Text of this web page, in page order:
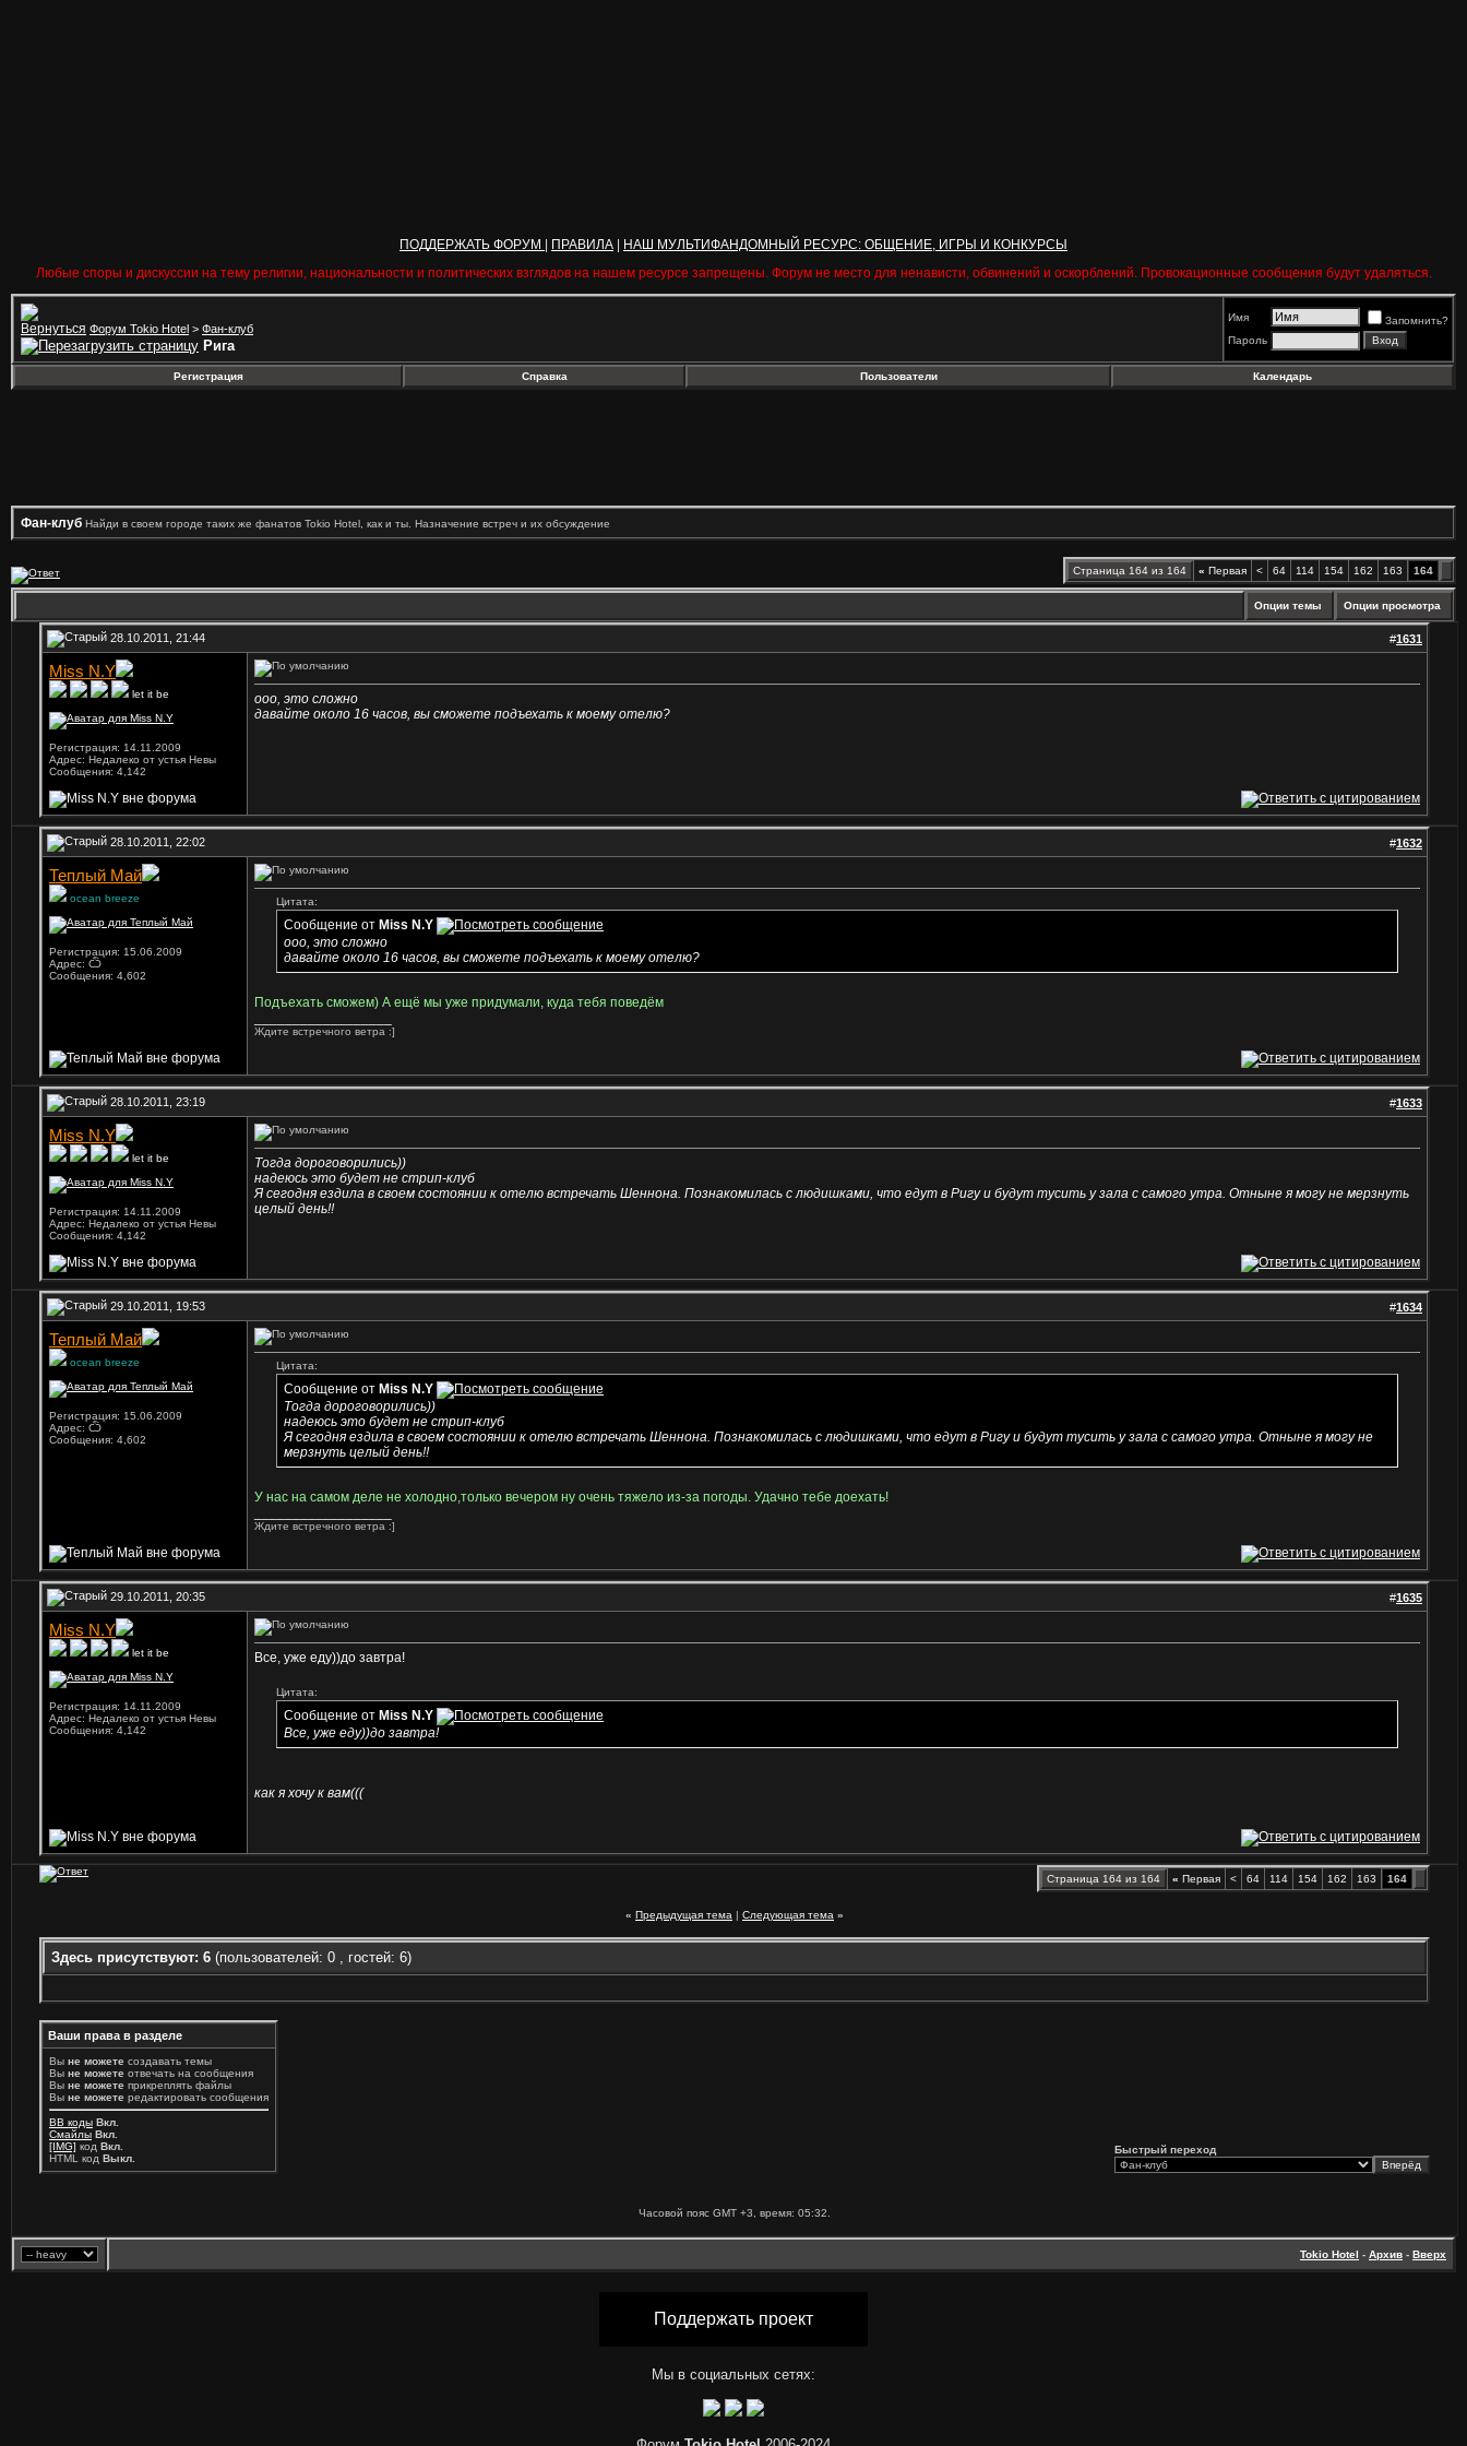
ПОДДЕРЖАТЬ ФОРУМ ПРАВИЛА
НАШ МУЛЬТИФАНДОМНЫЙ РЕСУРС: ОБЩЕНИЕ, ИГРЫ И КОНКУРСЫ
Любые споры и дискуссии на тему религии, национальности и политических взглядов на нашем ресурсе запрещены. Форум не место для ненависти, обвинений и оскорблений. Провокационные сообщения будут удаляться.
Форум Tokio Hotel > Фан-клуб
Рига
Имя
Запомнить?
Пароль
Регистрация Справка Пользователи Календарь
Фан-клуб Найди в своем городе таких же фанатов Tokio Hotel, как и ты. Назначение встреч и их обсуждение
Страница 164 из 164 « Первая < 64 114 154 162 163 164
Опции темы Опции просмотра
28.10.2011, 21:44 #1631
Miss N.Y
let it be
Регистрация: 14.11.2009
Адрес: Недалеко от устья Невы
Сообщения: 4,142
ооо, это сложно
давайте около 16 часов, вы сможете подъехать к моему отелю?
28.10.2011, 22:02 #1632
Теплый Май
ocean breeze
Регистрация: 15.06.2009
Адрес: Ѽ
Сообщения: 4,602
Цитата:
Сообщение от Miss N.Y
ооо, это сложно
давайте около 16 часов, вы сможете подъехать к моему отелю?
Подъехать сможем) А ещё мы уже придумали, куда тебя поведём
Ждите встречного ветра :]
28.10.2011, 23:19 #1633
Miss N.Y
let it be
Регистрация: 14.11.2009
Адрес: Недалеко от устья Невы
Сообщения: 4,142
Тогда дороговорились))
надеюсь это будет не стрип-клуб
Я сегодня ездила в своем состоянии к отелю встречать Шеннона. Познакомилась с людишками, что едут в Ригу и будут тусить у зала с самого утра. Отныне я могу не мерзнуть
целый день!!
29.10.2011, 19:53 #1634
Теплый Май
ocean breeze
Регистрация: 15.06.2009
Адрес: Ѽ
Сообщения: 4,602
Цитата:
Сообщение от Miss N.Y
Тогда дороговорились))
надеюсь это будет не стрип-клуб
Я сегодня ездила в своем состоянии к отелю встречать Шеннона. Познакомилась с людишками, что едут в Ригу и будут тусить у зала с самого утра. Отныне я могу не
мерзнуть целый день!!
У нас на самом деле не холодно,только вечером ну очень тяжело из-за погоды. Удачно тебе доехать!
Ждите встречного ветра :]
29.10.2011, 20:35 #1635
Miss N.Y
let it be
Регистрация: 14.11.2009
Адрес: Недалеко от устья Невы
Сообщения: 4,142
Все, уже еду))до завтра!
Цитата:
Сообщение от Miss N.Y
Все, уже еду))до завтра!
как я хочу к вам(((
Страница 164 из 164 « Первая < 64 114 154 162 163 164
« Предыдущая тема | Следующая тема »
Здесь присутствуют: 6 (пользователей: 0 , гостей: 6)
Ваши права в разделе
Вы не можете создавать темы
Вы не можете отвечать на сообщения
Вы не можете прикреплять файлы
Вы не можете редактировать сообщения
BB коды Вкл.
Смайлы Вкл.
[IMG] код Вкл.
HTML код Выкл.
Быстрый переход
Часовой пояс GMT +3, время: 05:32
Tokio Hotel - Архив - Вверх
Поддержать проект
Мы в социальных сетях: